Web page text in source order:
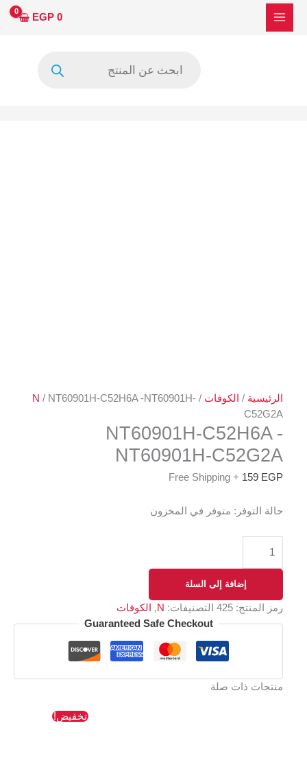
تخطي
0
EGP
الرئيسية / الكوفات /
N / NT60901H-C52H6A -NT60901H-
C52G2A
NT60901H-C52H6A -
NT60901H-C52G2A
159 EGP
+ Free Shipping
حالة التوفر: متوفر في المخزون
كمية
NT60901H-
إضافة إلى السلة
رمز المنتج: 425 التصنيفات: N
,
الكوفات
Guaranteed Safe Checkout
منتجات ذات صلة
تخفيض!
السعر